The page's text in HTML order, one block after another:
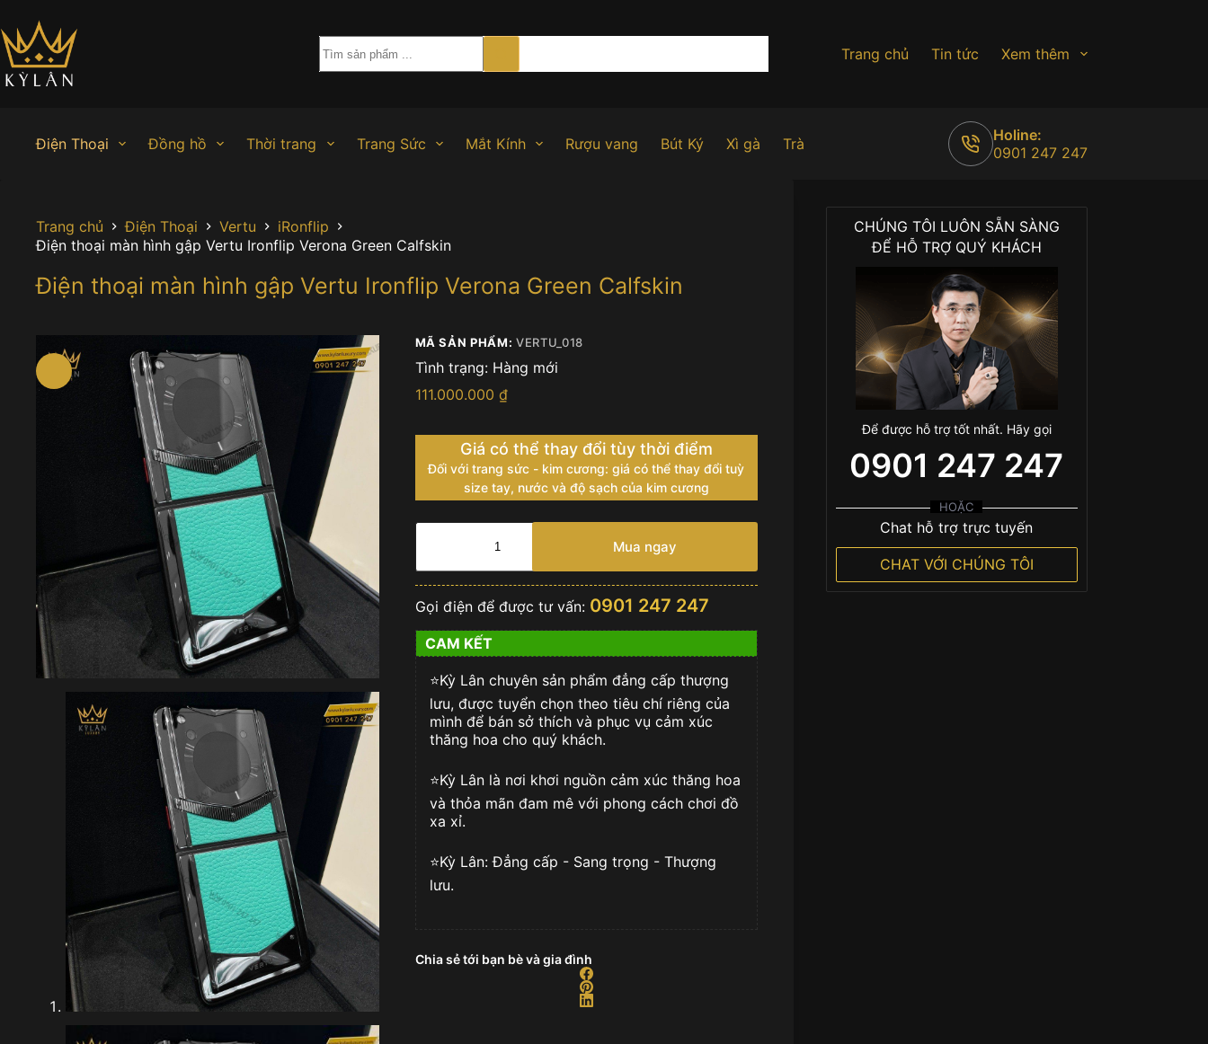
đến
phần
nội
dung
Trang chủ Tin tức Xem thêm
Điện Thoại Đồng hồ Thời trang Trang Sức Mắt Kính Rượu vang Bút Ký Xì gà Trà
Holine:
0901 247 247
Trang chủ Điện Thoại Vertu
iRonflip
Điện thoại màn hình gập Vertu Ironflip Verona Green Calfskin
Điện thoại màn hình gập Vertu Ironflip Verona Green Calfskin
MÃ SẢN PHẨM: VERTU_018
Tình trạng: Hàng mới
111.000.000 ₫
Giá có thể thay đổi tùy thời điểm
Đối với trang sức - kim cương: giá có thể thay đổi tuỳ
size tay, nước và độ sạch của kim cương
Điện
hình
gập
Vertu
Ironflip
Verona
Calfskin
lượng
Mua ngay
Gọi điện để được tư vấn: 0901 247 247
CAM KẾT
⭐️Kỳ Lân chuyên sản phẩm đẳng cấp thượng
lưu, được tuyển chọn theo tiêu chí riêng của
mình để bán sở thích và phục vụ cảm xúc
thăng hoa cho quý khách.
⭐️Kỳ Lân là nơi khơi nguồn cảm xúc thăng hoa
và thỏa mãn đam mê với phong cách chơi đồ
xa xỉ.
⭐️Kỳ Lân: Đẳng cấp - Sang trọng - Thượng
lưu.
Chia sẻ tới bạn bè và gia đình
CHÚNG TÔI LUÔN SẴN SÀNG
ĐỂ HỖ TRỢ QUÝ KHÁCH
Để được hỗ trợ tốt nhất. Hãy gọi
0901 247 247
HOẶC
Chat hỗ trợ trực tuyến
CHAT VỚI CHÚNG TÔI